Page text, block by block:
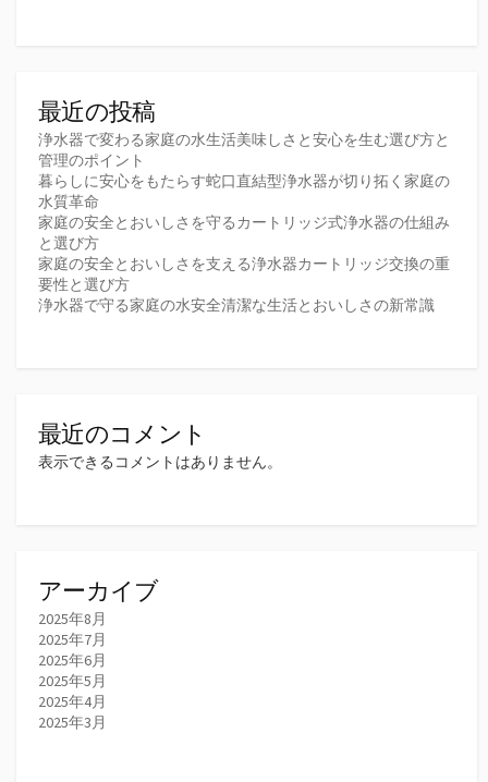
最近の投稿
浄水器で変わる家庭の水生活美味しさと安心を生む選び方と
管理のポイント
暮らしに安心をもたらす蛇口直結型浄水器が切り拓く家庭の
水質革命
家庭の安全とおいしさを守るカートリッジ式浄水器の仕組み
と選び方
家庭の安全とおいしさを支える浄水器カートリッジ交換の重
要性と選び方
浄水器で守る家庭の水安全清潔な生活とおいしさの新常識
最近のコメント
表示できるコメントはありません。
アーカイブ
2025年8月
2025年7月
2025年6月
2025年5月
2025年4月
2025年3月